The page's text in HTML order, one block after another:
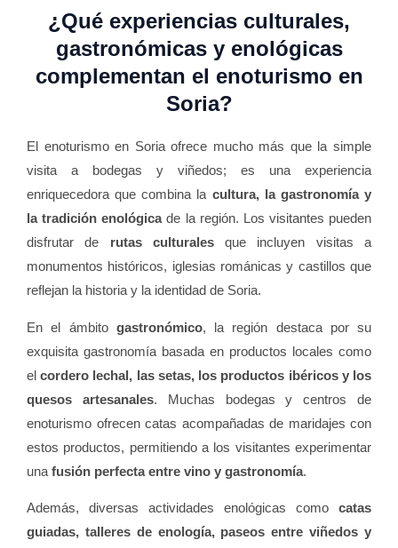
¿Qué experiencias culturales,
gastronómicas y enológicas
complementan el enoturismo en
Soria?
El enoturismo en Soria ofrece mucho más que la simple
visita a bodegas y viñedos; es una experiencia
enriquecedora que combina la cultura, la gastronomía y
la tradición enológicade la región. Los visitantes pueden
disfrutar de rutas culturalesque incluyen visitas a
monumentos históricos, iglesias románicas y castillos que
reflejan la historia y la identidad de Soria.
En el ámbito gastronómico, la región destaca por su
exquisita gastronomía basada en productos locales como
elcordero lechal, las setas, los productos ibéricos y los
quesos artesanales. Muchas bodegas y centros de
enoturismo ofrecen catas acompañadas de maridajes con
estos productos, permitiendo a los visitantes experimentar
una fusión perfecta entre vino y gastronomía.
Además, diversas actividades enológicas como catas
guiadas, talleres de enología, paseos entre viñedos y